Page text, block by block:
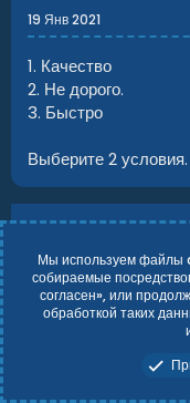
19 Янв 2021
1. Качество
2. Не дорого.
3. Быстро
Выберите 2 условия.
Маппер
19 Янв 2021
Мы используем файлы
собираемые
согласен», или
обработкой таких